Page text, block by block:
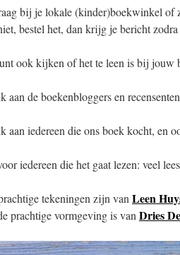
bij je lokale (kinder)boekwinkel of
bestel het, dan krijg je bericht
ook kijken of het te leen is bij
aan de boekenbloggers en
aan iedereen die ons boek kocht, en
iedereen die het gaat lezen: veel
tekeningen zijn van Leen
prachtige vormgeving is van Dries